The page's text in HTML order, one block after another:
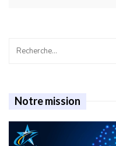
Notre mission